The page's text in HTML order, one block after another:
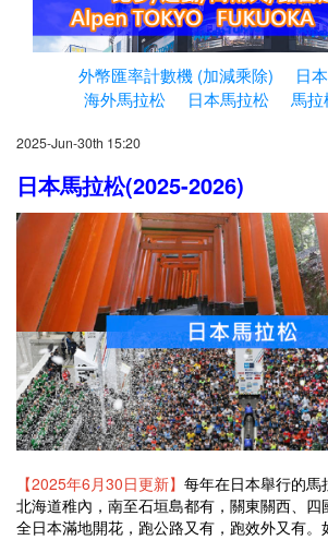
外幣匯率計數機 (加減乘除)
日
海外馬拉松
日本馬拉松 馬拉
2025-Jun-30th 15:20
日本馬拉松(2025-2026)
【2025年6月30日更新】 每年在日本舉行的馬
北海道稚內，南至石垣島都有，關東關西、四
全日本滿地開花，跑公路又有，跑效外又有。